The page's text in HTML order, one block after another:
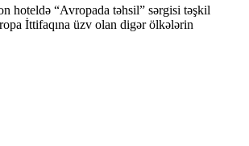
hoteldə “Avropada təhsil” sərgisi təşkil
İttifaqına üzv olan digər ölkələrin